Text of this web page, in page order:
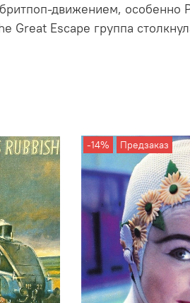
движением, особенно
Escape группа
-14% Предзаказ